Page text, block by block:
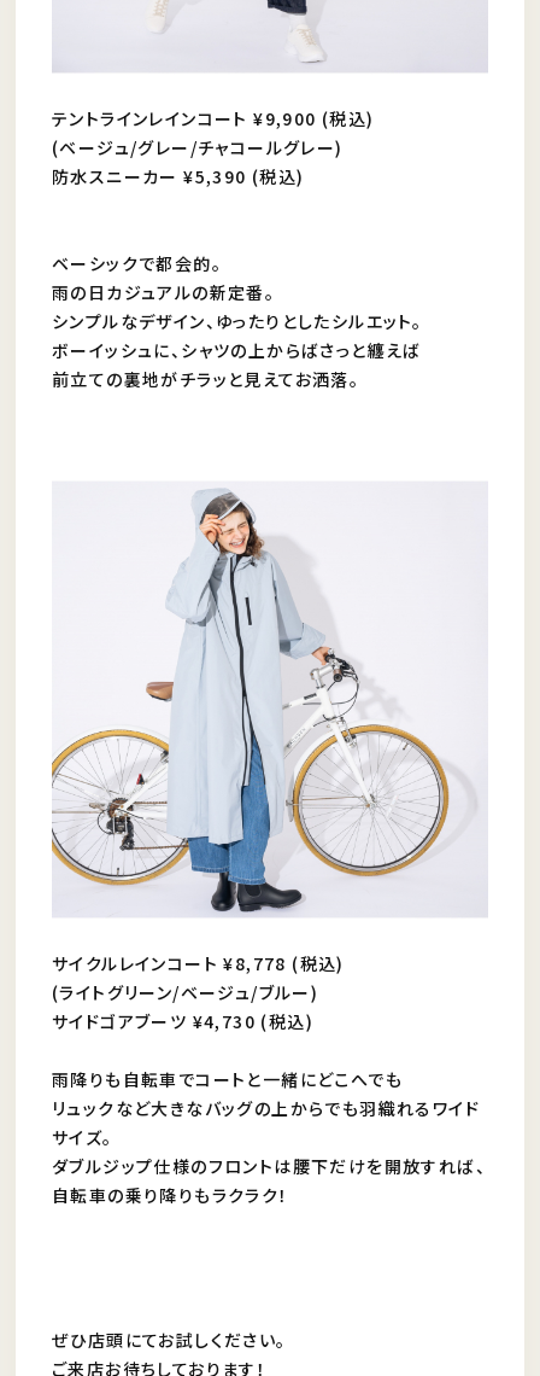
テントラインレインコート ¥9,900 (税込)
(ベージュ/グレー/チャコールグレー)
防水スニーカー ¥5,390 (税込)
ベーシックで都会的。
雨の日カジュアルの新定番。
シンプルなデザイン、ゆったりとしたシルエット。
ボーイッシュに、シャツの上からばさっと纏えば
前立ての裏地がチラッと見えてお洒落。
サイクルレインコート ¥8,778 (税込)
(ライトグリーン/ベージュ/ブルー)
サイドゴアブーツ ¥4,730 (税込)
雨降りも自転車でコートと一緒にどこへでも
リュックなど大きなバッグの上からでも羽織れるワイド
サイズ。
ダブルジップ仕様のフロントは腰下だけを開放すれば、
自転車の乗り降りもラクラク！
ぜひ店頭にてお試しください。
ご来店お待ちしております！